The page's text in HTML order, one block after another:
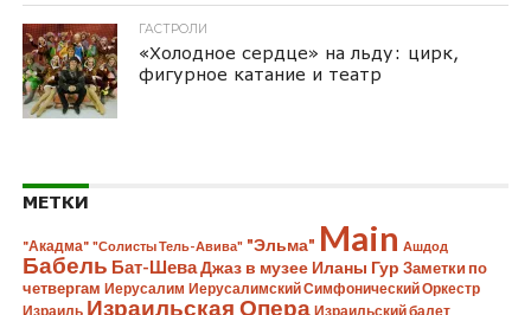
ГАСТРОЛИ
«Холодное сердце» на льду: цирк,
фигурное катание и театр
МЕТКИ
"Акадма" "Солисты Тель-Авива" "Эльма" Main Ашдод
Бабель Бат-ШеваДжаз в музее Иланы Гур Заметки по
четвергам Иерусалим Иерусалимский Симфонический Оркестр
Израиль Израильская Опера Израильский балет